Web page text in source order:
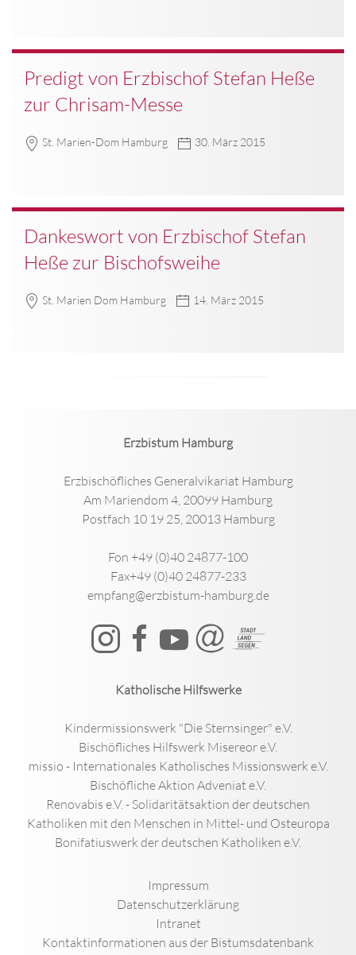
Predigt von Erzbischof Stefan Heße
zur Chrisam-Messe
St. Marien-Dom Hamburg 30. März 2015
Dankeswort von Erzbischof Stefan
Heße zur Bischofsweihe
St. Marien Dom Hamburg 14. März 2015
Erzbistum Hamburg
Erzbischöfliches Generalvikariat Hamburg
Am Mariendom 4, 20099 Hamburg
Postfach 10 19 25, 20013 Hamburg
Fon +49 (0)40 24877-100
Fax+49 (0)40 24877-233
empfang@erzbistum-hamburg.de
Katholische Hilfswerke
Kindermissionswerk "Die Sternsinger" e.V.
Bischöfliches Hilfswerk Misereor e.V.
missio - Internationales Katholisches Missionswerk e.V.
Bischöfliche Aktion Adveniat e.V.
Renovabis e.V. - Solidaritätsaktion der deutschen
Katholiken mit den Menschen in Mittel- und Osteuropa
Bonifatiuswerk der deutschen Katholiken e.V.
Impressum
Datenschutzerklärung
Intranet
Kontaktinformationen aus der Bistumsdatenbank